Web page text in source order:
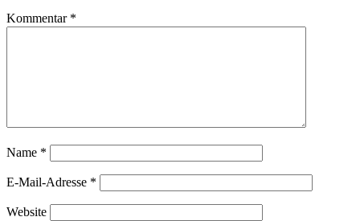
Kommentar *
Name *
E-Mail-Adresse *
Website